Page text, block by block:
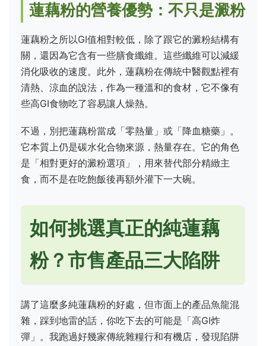
蓮藕粉的營養優勢：不只是澱粉
蓮藕粉之所以GI值相對較低，除了跟它的澱粉結構有
關，還因為它含有一些膳食纖維。這些纖維可以減緩
消化吸收的速度。此外，蓮藕粉在傳統中醫觀點裡有
清熱、涼血的說法，作為一種溫和的食材，它不像有
些高GI食物吃了容易讓人燥熱。
不過，別把蓮藕粉當成「零熱量」或「降血糖藥」。
它本質上仍是碳水化合物來源，熱量存在。它的角色
是「相對更好的澱粉選項」，用來替代部分精緻主
食，而不是在吃飽飯後再額外灌下一大碗。
如何挑選真正的純蓮藕
粉？市售產品三大陷阱
講了這麼多純蓮藕粉的好處，但市面上的產品魚龍混
雜，踩到地雷的話，你吃下去的可能是「高GI炸
彈」。我跑過好幾家傳統雜糧行和有機店，發現陷阱